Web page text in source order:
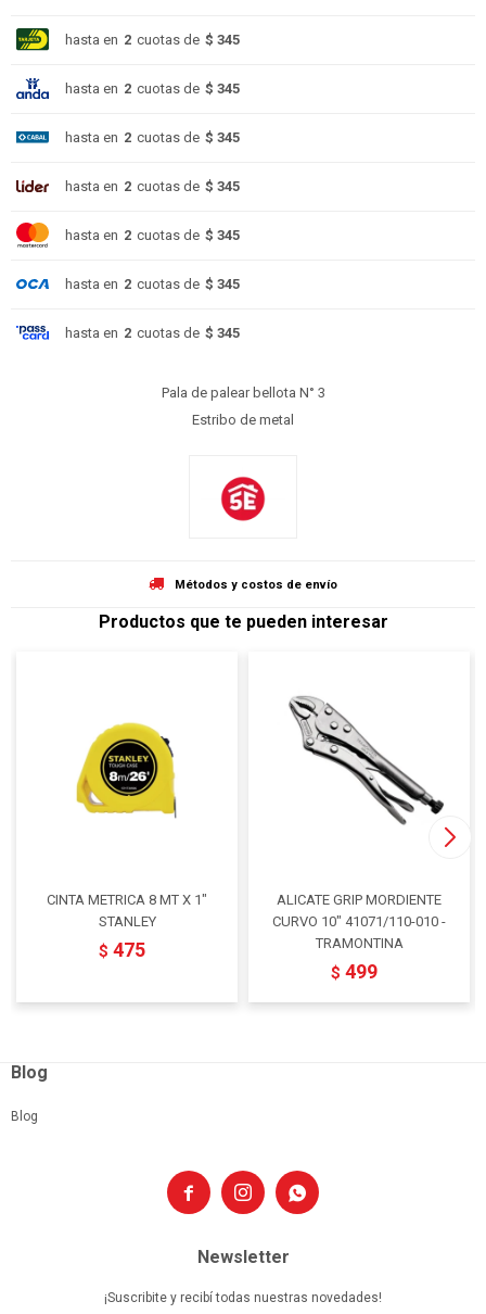
hasta en 2 cuotas de $ 345
hasta en 2 cuotas de $ 345
hasta en 2 cuotas de $ 345
hasta en 2 cuotas de $ 345
hasta en 2 cuotas de $ 345
hasta en 2 cuotas de $ 345
hasta en 2 cuotas de $ 345
Pala de palear bellota N° 3
Estribo de metal
Métodos y costos de envío
Productos que te pueden interesar
CINTA METRICA 8 MT X 1"
STANLEY
$ 475
ALICATE GRIP MORDIENTE
CURVO 10" 41071/110-010 -
TRAMONTINA
$ 499
  
Blog
Blog
Newsletter
¡Suscribite y recibí todas nuestras novedades!